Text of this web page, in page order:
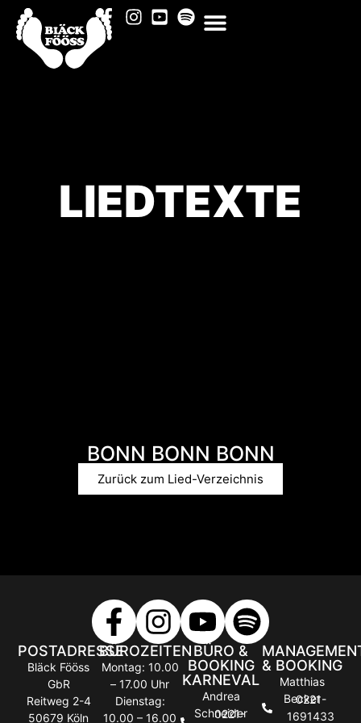
LIEDTEXTE
BONN BONN BONN
Zurück zum Lied-Verzeichnis
POSTADRESSE
Bläck Fööss
GbR
Reitweg 2-4
50679 Köln
BÜROZEITEN
Montag: 10.00
– 17.00 Uhr
Dienstag:
10.00 – 16.00
BÜRO &
BOOKING
KARNEVAL
Andrea
Schneider
0221-
& BOOKING
Matthias
Becker
0221-
1691433